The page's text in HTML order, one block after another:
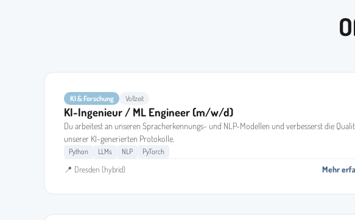
KI & Forschung Vollzeit
KI-Ingenieur / ML Engineer (m/w/d)
Du arbeitest an unseren Spracherkennungs- und NLP-Modellen und verbesserst die
unserer KI-generierten Protokolle.
Python LLMs NLP PyTorch
📍 Dresden (hybrid) Mehr